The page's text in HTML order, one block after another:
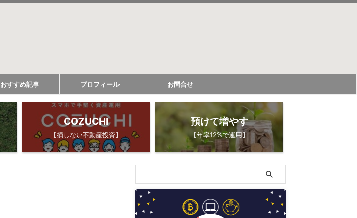
おすすめ記事 プロフィール お問合せ
COZUCHI
【損しない不動産投資】
預けて増やす
【年率12%で運用】